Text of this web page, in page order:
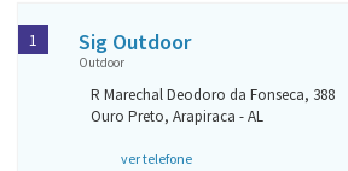
Sig Outdoor
Outdoor
R Marechal Deodoro da Fonseca, 388
Ouro Preto, Arapiraca - AL
ver telefone
1